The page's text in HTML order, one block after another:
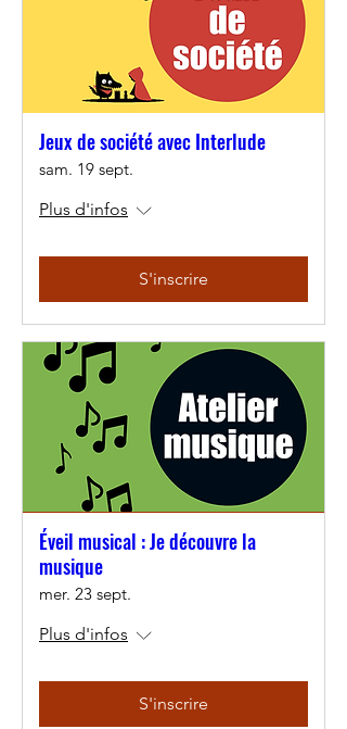
Jeux de société avec Interlude
sam. 19 sept.
Plus d'infos
S'inscrire
Éveil musical : Je découvre la
musique
mer. 23 sept.
Plus d'infos
S'inscrire